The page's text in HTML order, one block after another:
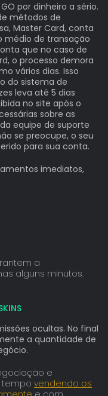
por dinheiro a sério.
métodos de
Master Card, conta
médio de transação
que no caso de
o processo demora
vários dias. Isso
do sistema de
leva até 5 dias
no site após o
sobre as
equipe de suporte
se preocupe, o seu
para sua conta.
imediatos,
a
alguns minutos.
ocultas. No final
a quantidade de
e
tempo vendendo os